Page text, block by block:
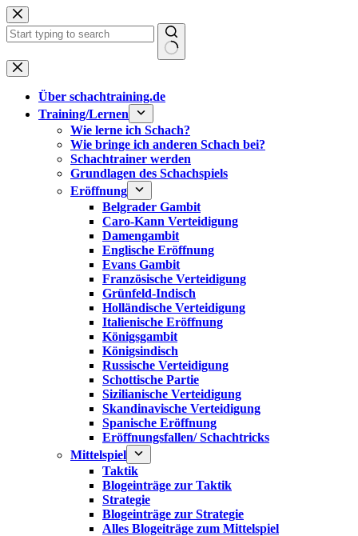
Zum
Inhalt
springen
Keine
Ergebnisse
Über schachtraining.de
Training/Lernen
Wie lerne ich Schach?
Wie bringe ich anderen Schach bei?
Schachtrainer werden
Grundlagen des Schachspiels
Eröffnung
Belgrader Gambit
Caro-Kann Verteidigung
Damengambit
Englische Eröffnung
Evans Gambit
Französische Verteidigung
Grünfeld-Indisch
Holländische Verteidigung
Italienische Eröffnung
Königsgambit
Königsindisch
Russische Verteidigung
Schottische Partie
Sizilianische Verteidigung
Skandinavische Verteidigung
Spanische Eröffnung
Eröffnungsfallen/ Schachtricks
Mittelspiel
Taktik
Blogeinträge zur Taktik
Strategie
Blogeinträge zur Strategie
Alles Blogeiträge zum Mittelspiel